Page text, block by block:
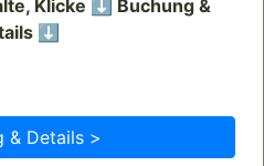
Klicke ⬇️ Buchung &
⬇️
& Details >